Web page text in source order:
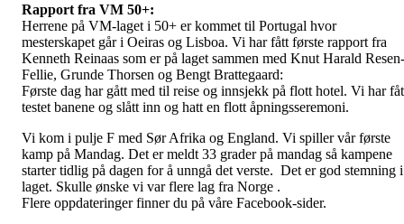
Rapport fra VM 50+:
Herrene på VM-laget i 50+ er kommet til Portugal hvor
mesterskapet går i Oeiras og Lisboa. Vi har fått første rapport fra
Kenneth Reinaas som er på laget sammen med Knut Harald Resen-
Fellie, Grunde Thorsen og Bengt Brattegaard:
Første dag har gått med til reise og innsjekk på flott hotel. Vi har
testet banene og slått inn og hatt en flott åpningsseremoni.
Vi kom i pulje F med Sør Afrika og England. Vi spiller vår første
kamp på Mandag. Det er meldt 33 grader på mandag så kampene
starter tidlig på dagen for å unngå det verste. Det er god stemning i
laget. Skulle ønske vi var flere lag fra Norge .
Flere oppdateringer finner du på våre Facebook-sider.